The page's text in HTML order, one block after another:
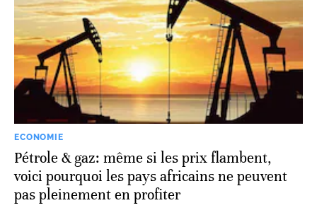
ECONOMIE
Pétrole & gaz: même si les prix flambent,
voici pourquoi les pays africains ne peuvent
pas pleinement en profiter